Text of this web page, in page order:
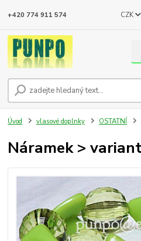
CZK
+420 774 911 574
Úvod vlasové doplnky OSTATNÍ
Náramek >